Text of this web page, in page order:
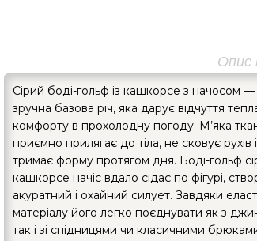
Опис
Сірий боді-гольф із кашкорсе з начосом
зручна базова річ, яка дарує відчуття
комфорту в прохолодну погоду. М’яка
приємно прилягає до тіла, не сковує рухів
тримає форму протягом дня. Боді-гольф
кашкорсе начіс вдало сідає по фігурі,
акуратний і охайний силует. Завдяки
матеріалу його легко поєднувати як з
так і зі спідницями чи класичними